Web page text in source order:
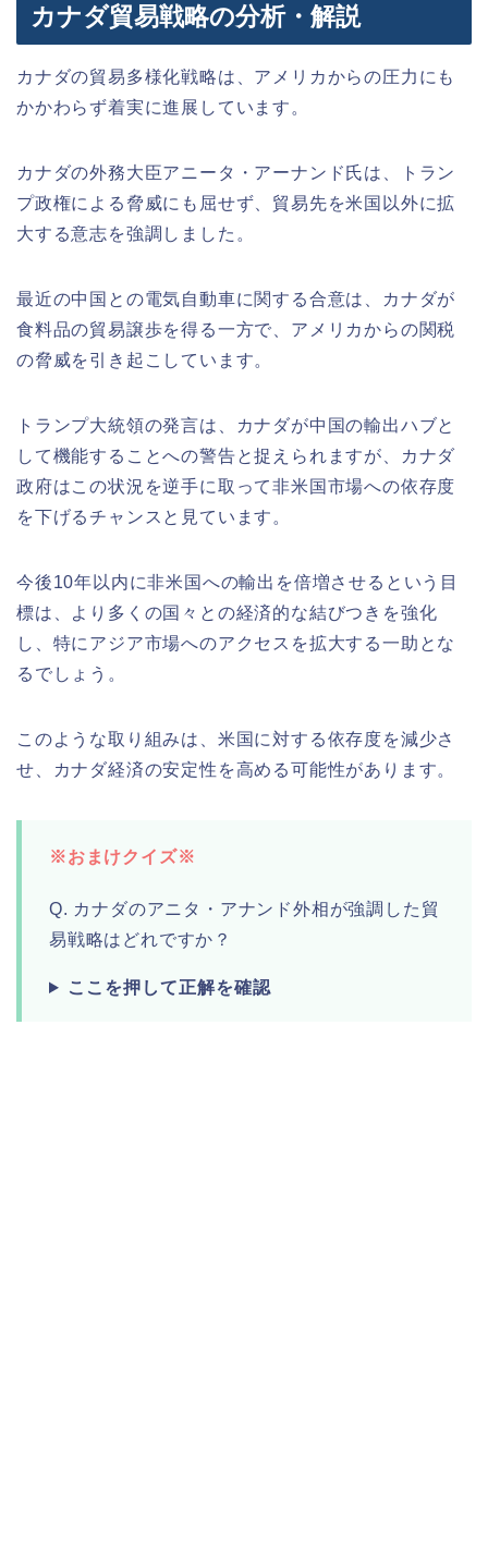
カナダ貿易戦略の分析・解説
カナダの貿易多様化戦略は、アメリカからの圧力にも
かかわらず着実に進展しています。
カナダの外務大臣アニータ・アーナンド氏は、トラン
プ政権による脅威にも屈せず、貿易先を米国以外に拡
大する意志を強調しました。
最近の中国との電気自動車に関する合意は、カナダが
食料品の貿易譲歩を得る一方で、アメリカからの関税
の脅威を引き起こしています。
トランプ大統領の発言は、カナダが中国の輸出ハブと
して機能することへの警告と捉えられますが、カナダ
政府はこの状況を逆手に取って非米国市場への依存度
を下げるチャンスと見ています。
今後10年以内に非米国への輸出を倍増させるという目
標は、より多くの国々との経済的な結びつきを強化
し、特にアジア市場へのアクセスを拡大する一助とな
るでしょう。
このような取り組みは、米国に対する依存度を減少さ
せ、カナダ経済の安定性を高める可能性があります。
※おまけクイズ※
Q. カナダのアニタ・アナンド外相が強調した貿
易戦略はどれですか？
ここを押して正解を確認